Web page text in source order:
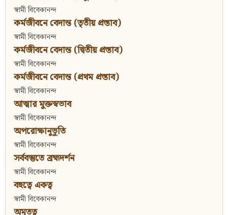
স্বামী বিবেকানন্দ
কর্মজীবনে বেদান্ত (তৃতীয় প্রস্তাব)
স্বামী বিবেকানন্দ
কর্মজীবনে বেদান্ত (দ্বিতীয় প্রস্তাব)
স্বামী বিবেকানন্দ
কর্মজীবনে বেদান্ত (প্রথম প্রস্তাব)
স্বামী বিবেকানন্দ
আত্মার মুক্তস্বভাব
স্বামী বিবেকানন্দ
অপরোক্ষানুভূতি
স্বামী বিবেকানন্দ
সর্ববস্তুতে ব্রহ্মদর্শন
স্বামী বিবেকানন্দ
বহুত্বে একত্ব
স্বামী বিবেকানন্দ